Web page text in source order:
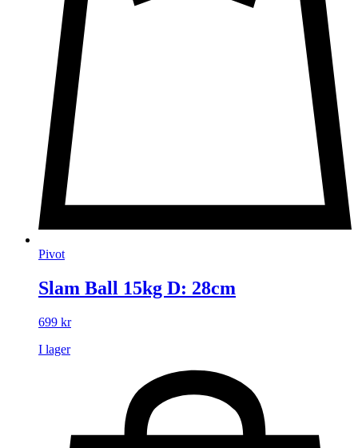
Pivot
Slam Ball 15kg D: 28cm
699 kr
I lager